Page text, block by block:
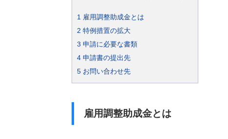
1 雇用調整助成金とは
2 特例措置の拡大
3 申請に必要な書類
4 申請書の提出先
5 お問い合わせ先
雇用調整助成金とは